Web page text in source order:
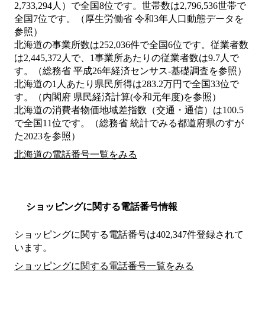
2,733,294人）で全国8位です。世帯数は2,796,536世帯で
全国7位です。（厚生労働省 令和3年人口動態データを
参照）
北海道の事業所数は252,036件で全国6位です。従業者数
は2,445,372人で、1事業所あたりの従業者数は9.7人で
す。（総務省 平成26年経済センサス‐基礎調査を参照）
北海道の1人あたり県民所得は283.2万円で全国33位で
す。（内閣府 県民経済計算(令和元年度)を参照）
北海道の消費者物価地域差指数（交通・通信）は100.5
で全国11位です。（総務省 統計でみる都道府県のすが
た2023を参照）
北海道の電話番号一覧をみる
ショッピングに関する電話番号情報
ショッピングに関する電話番号は402,347件登録されて
います。
ショッピングに関する電話番号一覧をみる